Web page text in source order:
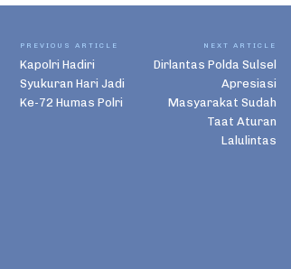
PREVIOUS ARTICLE
Kapolri Hadiri
Syukuran Hari Jadi
Ke-72 Humas Polri
NEXT ARTICLE
Dirlantas Polda Sulsel
Apresiasi
Masyarakat Sudah
Taat Aturan
Lalulintas